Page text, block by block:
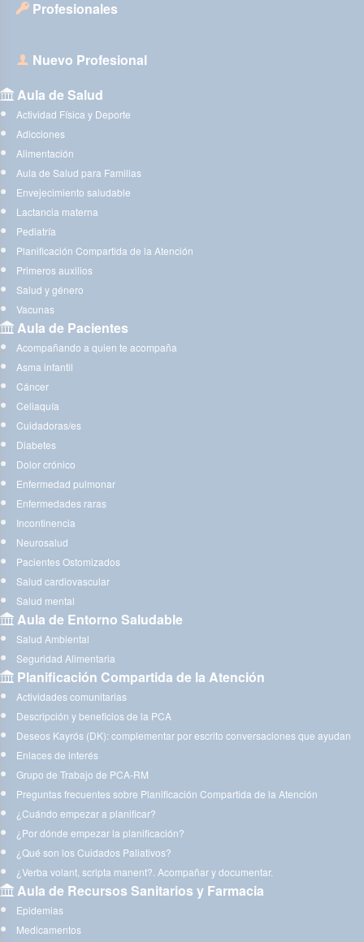
Profesionales
Nuevo Profesional
Aula de Salud
Actividad Física y Deporte
Adicciones
Alimentación
Aula de Salud para Familias
Envejecimiento saludable
Lactancia materna
Pediatría
Planificación Compartida de la Atención
Primeros auxilios
Salud y género
Vacunas
Aula de Pacientes
Acompañando a quien te acompaña
Asma infantil
Cáncer
Celiaquía
Cuidadoras/es
Diabetes
Dolor crónico
Enfermedad pulmonar
Enfermedades raras
Incontinencia
Neurosalud
Pacientes Ostomizados
Salud cardiovascular
Salud mental
Aula de Entorno Saludable
Salud Ambiental
Seguridad Alimentaria
Planificación Compartida de la Atención
Actividades comunitarias
Descripción y beneficios de la PCA
Deseos Kayrós (DK): complementar por escrito conversaciones que ayudan
Enlaces de interés
Grupo de Trabajo de PCA-RM
Preguntas frecuentes sobre Planificación Compartida de la Atención
¿Cuándo empezar a planificar?
¿Por dónde empezar la planificación?
¿Qué son los Cuidados Paliativos?
¿Verba volant, scripta manent?. Acompañar y documentar.
Aula de Recursos Sanitarios y Farmacia
Epidemias
Medicamentos